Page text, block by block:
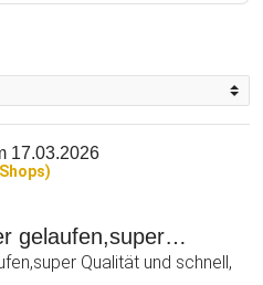
17.03.2026
gelaufen,super…
Qualität und schnell,